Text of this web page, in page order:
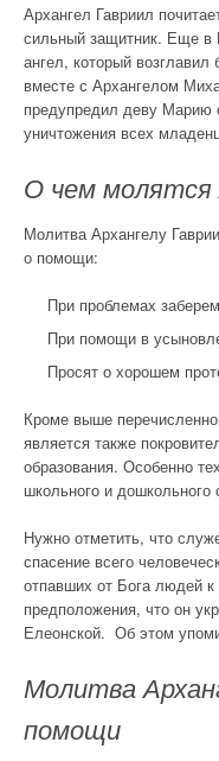
Архангел Гавриил
сильный защитник. Еще в
ангел, который
вместе с Архангелом
предупредил деву Марию
уничтожения всех
О чем молятся
Молитва Архангелу
о помощи:
При проблемах
При помощи в
Просят о хорошем
Кроме выше
является также
образования. Особенно
школьного и дошкольного
Нужно отметить, что
спасение всего
отпавших от Бога людей
предположения, что он
Елеонской. Об этом
Молитва
помощи